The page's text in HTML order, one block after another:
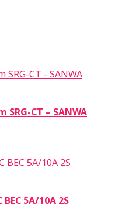
CT – SANWA
5A/10A 2S